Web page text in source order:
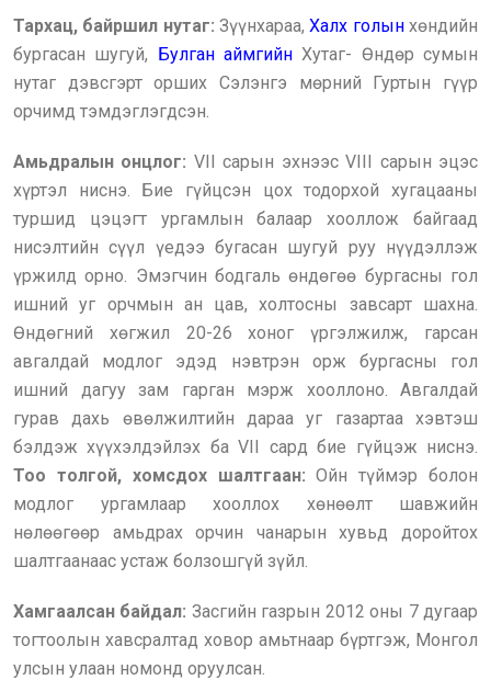
Тархац, байршил нутаг: Зүүнхараа,Халх голынхөндийн
бургасан шугуй, Булган аймгийн Хутаг- Өндөр сумын
нутаг дэвсгэрт орших Сэлэнгэ мөрний Гуртын гүүр
орчимд тэмдэглэгдсэн.
Амьдралын онцлог: VII сарын эхнээс VIII сарын эцэс
хүртэл ниснэ. Бие гүйцсэн цох тодорхой хугацааны
туршид цэцэгт ургамлын балаар хооллож байгаад
нисэлтийн сүүл үедээ бугасан шугуй руу нүүдэллэж
үржилд орно. Эмэгчин бодгаль өндөгөө бургасны гол
ишний уг орчмын ан цав, холтосны завсарт шахна.
Өндөгний хөгжил 20-26 хоног үргэлжилж, гарсан
авгалдай модлог эдэд нэвтрэн орж бургасны гол
ишний дагуу зам гарган мэрж хооллоно. Авгалдай
гурав дахь өвөлжилтийн дараа уг газартаа хэвтэш
бэлдэж хүүхэлдэйлэх ба VII сард бие гүйцэж ниснэ.
Too толгой, хомсдох шалтгаан: Ойн түймэр болон
модлог ургамлаар хооллох хөнөөлт шавжийн
нөлөөгөөр амьдрах орчин чанарын хувьд доройтох
шалтгаанаас устаж болзошгүй зүйл.
Хамгаалсан байдал: Засгийн газрын 2012 оны 7 дугаар
тогтоолын хавсралтад ховор амьтнаар бүртгэж, Монгол
улсын улаан номонд оруулсан.